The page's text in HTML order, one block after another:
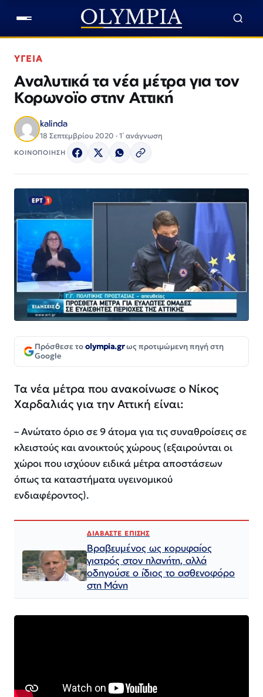
ΥΓΕΙΑ
Αναλυτικά τα νέα μέτρα για τον
Κορωνοϊο στην Αττική
kalinda
18 Σεπτεμβρίου 2020 · 1΄ ανάγνωση
ΚΟΙΝΟΠΟΙΗΣΗ
Πρόσθεσε τοolympia.grως προτιμώμενη πηγή στη
Google
Τα νέα μέτρα που ανακοίνωσε ο Νίκος
Χαρδαλιάς για την Αττική είναι:
– Ανώτατο όριο σε 9 άτομα για τις συναθροίσεις σε
κλειστούς και ανοικτούς χώρους (εξαιρούνται οι
χώροι που ισχύουν ειδικά μέτρα αποστάσεων
όπως τα καταστήματα υγεινομικού
ενδιαφέροντος).
ΔΙΑΒΑΣΤΕ ΕΠΙΣΗΣ
Βραβευμένος ως κορυφαίος
γιατρός στον πλανήτη, αλλά
οδηγούσε ο ίδιος το ασθενοφόρο
στη Μάνη